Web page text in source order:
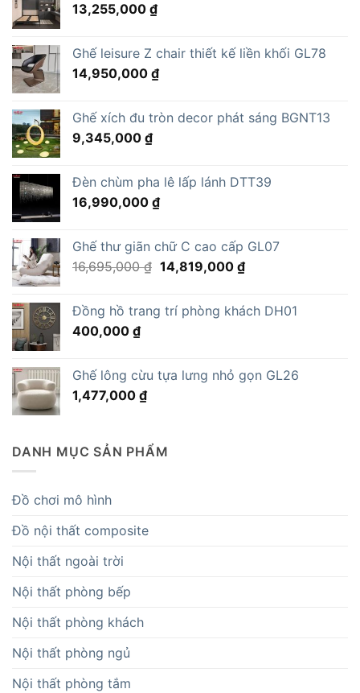
13,255,000 ₫
Ghế leisure Z chair thiết kế liền khối GL78
14,950,000 ₫
Ghế xích đu tròn decor phát sáng BGNT13
9,345,000 ₫
Đèn chùm pha lê lấp lánh DTT39
16,990,000 ₫
Ghế thư giãn chữ C cao cấp GL07
16,695,000₫ Giá
16,695,000 ₫.
14,819,000 ₫Giá
là:
Đồng hồ trang trí phòng khách DH01
400,000 ₫
Ghế lông cừu tựa lưng nhỏ gọn GL26
1,477,000 ₫
DANH MỤC SẢN PHẨM
Đồ chơi mô hình
Đồ nội thất composite
Nội thất ngoài trời
Nội thất phòng bếp
Nội thất phòng khách
Nội thất phòng ngủ
Nội thất phòng tắm